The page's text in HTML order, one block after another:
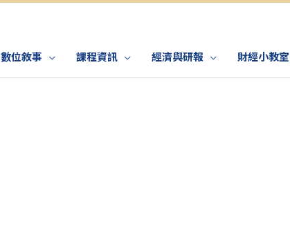
數位敘事 課程資訊 經濟與研報 財經小教室